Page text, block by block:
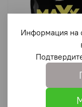
Чипсы LAYS
КРЫЛЫШКИ
Информация на